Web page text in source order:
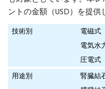
ントの金額（USD）を提供
技術別
電磁式
電気水
圧電式
用途別
腎臓結